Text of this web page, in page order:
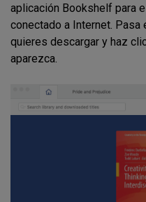
aplicación Bookshelf para
conectado a Internet.
quieres descargar y haz
aparezca.